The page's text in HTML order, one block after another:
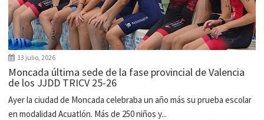
13 julio, 2026
Moncada última sede de la fase provincial de Valencia
de los JJDD TRICV 25-26
Ayer la ciudad de Moncada celebraba un año más su prueba escolar
en modalidad Acuatlón. Más de 250 niños y...